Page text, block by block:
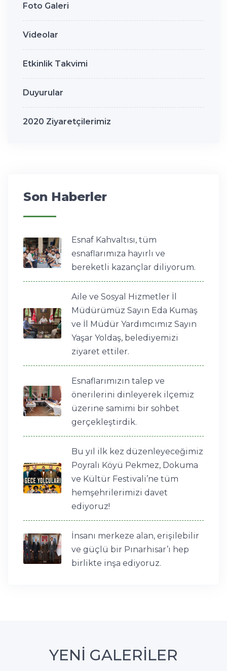
Foto Galeri
Videolar
Etkinlik Takvimi
Duyurular
2020 Ziyaretçilerimiz
Son Haberler
Esnaf Kahvaltısı, tüm
esnaflarımıza hayırlı ve
bereketli kazançlar diliyorum.
Aile ve Sosyal Hizmetler İl
Müdürümüz Sayın Eda Kumaş
ve İl Müdür Yardımcımız Sayın
Yaşar Yoldaş, belediyemizi
ziyaret ettiler.
Esnaflarımızın talep ve
önerilerini dinleyerek ilçemiz
üzerine samimi bir sohbet
gerçekleştirdik.
Bu yıl ilk kez düzenleyeceğimiz
Poyralı Köyü Pekmez, Dokuma
ve Kültür Festivali’ne tüm
hemşehrilerimizi davet
ediyoruz!
İnsanı merkeze alan, erişilebilir
ve güçlü bir Pınarhisar’ı hep
birlikte inşa ediyoruz.
YENİ GALERİLER